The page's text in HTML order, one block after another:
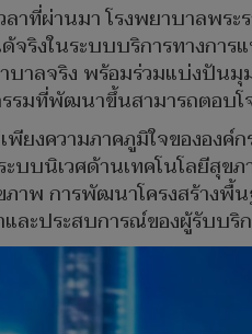
วลาที่ผ่านมา โรงพยาบาลพ
ด้จริงในระบบบริการทางก
บาลจริง พร้อมร่วมแบ่งปัน
รมที่พัฒนาขึ้นสามารถตอบโ
เพียงความภาคภูมิใจของอ
บบนิเวศด้านเทคโนโลยีสุข
าพ การพัฒนาโครงสร้างพื้
ละประสบการณ์ของผู้รับบริก